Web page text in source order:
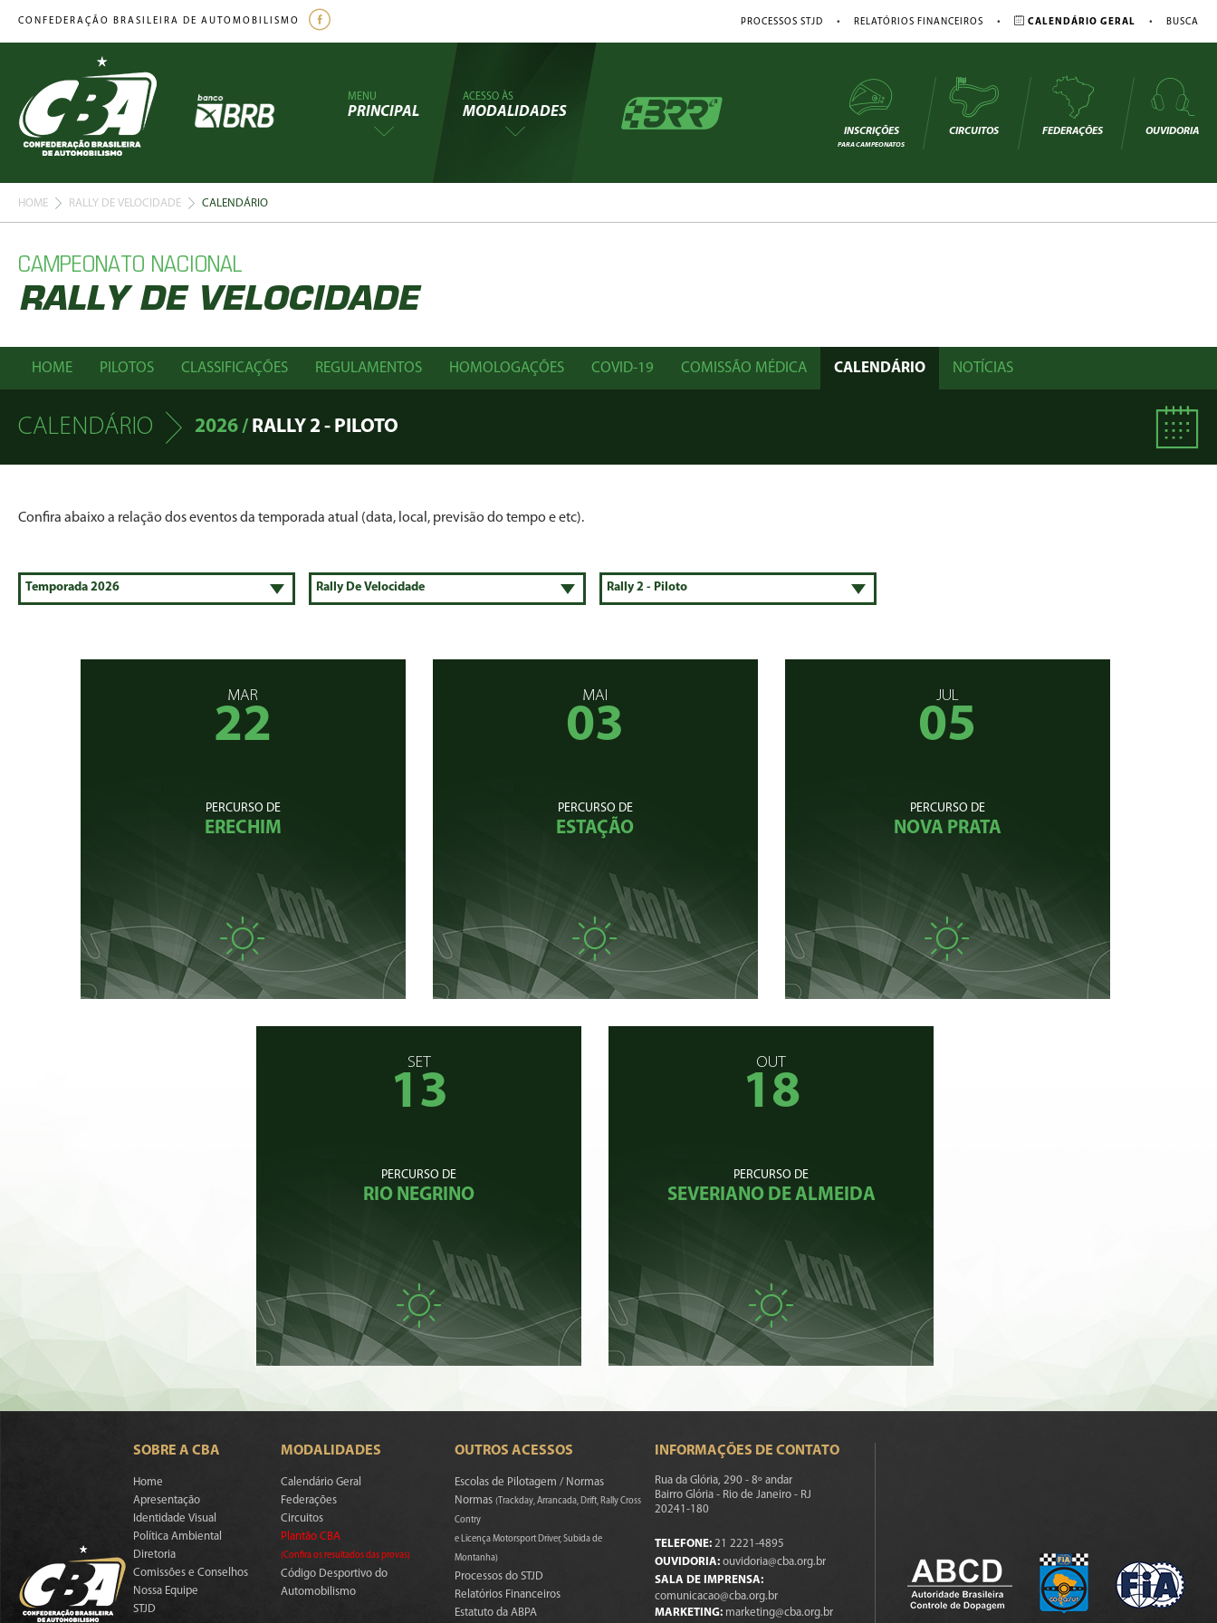
CONFEDERAÇÃO BRASILEIRA DE AUTOMOBILISMO PROCESSOS STJD • RELATÓRIOS FINANCEIROS • CALENDÁRIO GERAL • BUSCA
MENU
PRINCIPAL
ACESSO ÀS
MODALIDADES
INSCRIÇÕES
PARA CAMPEONATOS
CIRCUITOS FEDERAÇÕES OUVIDORIA
HOME RALLY DE VELOCIDADE CALENDÁRIO
CAMPEONATO NACIONAL
RALLY DE VELOCIDADE
HOME PILOTOS CLASSIFICAÇÕES REGULAMENTOS HOMOLOGAÇÕES COVID-19 COMISSÃO MÉDICA CALENDÁRIO NOTÍCIAS
CALENDÁRIO 2026 / RALLY 2 - PILOTO
Confira abaixo a relação dos eventos da temporada atual (data, local, previsão do tempo e etc).
MAR
22
PERCURSO DE
ERECHIM
MAI
03
PERCURSO DE
ESTAÇÃO
JUL
05
PERCURSO DE
NOVA PRATA
SET
13
PERCURSO DE
RIO NEGRINO
OUT
18
PERCURSO DE
SEVERIANO DE ALMEIDA
SOBRE A CBA
Home
Apresentação
Identidade Visual
Política Ambiental
Diretoria
Comissões e Conselhos
Nossa Equipe
STJD
MODALIDADES
Calendário Geral
Federações
Circuitos
Plantão CBA
(Confira os resultados das provas)
Código Desportivo do
Automobilismo
OUTROS ACESSOS
Escolas de Pilotagem / Normas
Normas(Trackday, Arrancada, Drift, Rally Cross
Contry
e Licença Motorsport Driver, Subida de
Montanha)
Processos do STJD
Relatórios Financeiros
Estatuto da ABPA
INFORMAÇÕES DE CONTATO
Rua da Glória, 290 - 8º andar
Bairro Glória - Rio de Janeiro - RJ
20241-180
TELEFONE: 21 2221-4895
OUVIDORIA: ouvidoria@cba.org.br
SALA DE IMPRENSA:
comunicacao@cba.org.br
MARKETING: marketing@cba.org.br